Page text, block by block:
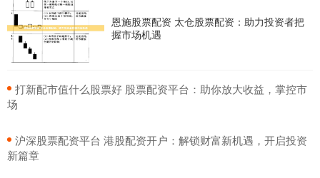
恩施股票配资 太仓股票配资：助力投资者把
握市场机遇
​打新配市值什么股票好 股票配资平台：助你放大收益，掌控市
场
​沪深股票配资平台 港股配资开户：解锁财富新机遇，开启投资
新篇章